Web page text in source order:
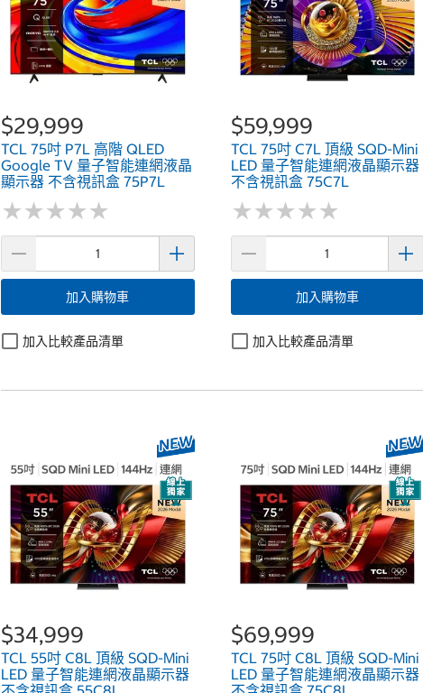
$29,999
TCL 75吋 P7L 高階 QLED
Google TV 量子智能連網液晶
顯示器 不含視訊盒 75P7L
★★★★★
★★★★★
加入購物車
加入比較產品清單
$59,999
TCL 75吋 C7L 頂級 SQD-Mini
LED 量子智能連網液晶顯示器
不含視訊盒 75C7L
★★★★★
★★★★★
加入購物車
加入比較產品清單
$34,999
TCL 55吋 C8L 頂級 SQD-Mini
LED 量子智能連網液晶顯示器
$69,999
TCL 75吋 C8L 頂級 SQD-Mini
LED 量子智能連網液晶顯示器